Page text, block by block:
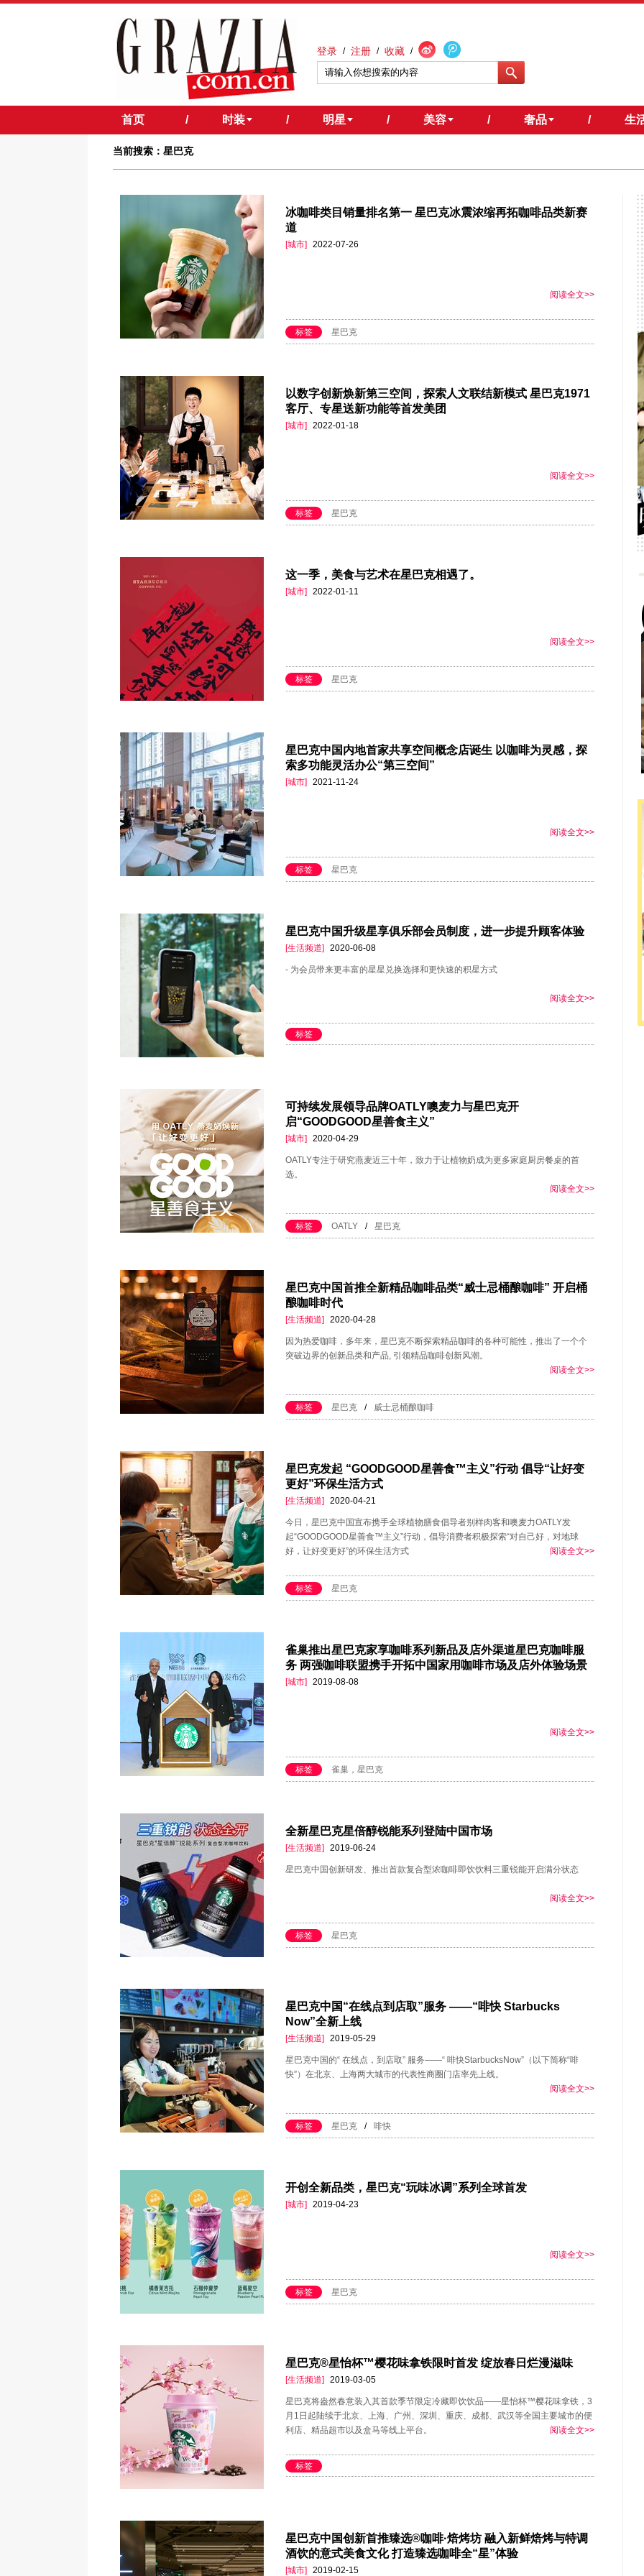
登录 / 注册 / 收藏 /
首页 / 时装 / 明星 / 美容 / 奢品 / 生
当前搜索：星巴克
冰咖啡类目销量排名第一 星巴克冰震浓缩再拓咖啡品类新赛
道
[城市] 2022-07-26
阅读全文>>
标签 星巴克
以数字创新焕新第三空间，探索人文联结新模式 星巴克1971
客厅、专星送新功能等首发美团
[城市] 2022-01-18
阅读全文>>
标签 星巴克
这一季，美食与艺术在星巴克相遇了。
[城市] 2022-01-11
阅读全文>>
标签 星巴克
星巴克中国内地首家共享空间概念店诞生 以咖啡为灵感，探
索多功能灵活办公“第三空间”
[城市] 2021-11-24
阅读全文>>
标签 星巴克
星巴克中国升级星享俱乐部会员制度，进一步提升顾客体验
[生活频道] 2020-06-08
- 为会员带来更丰富的星星兑换选择和更快速的积星方式
阅读全文>>
标签
可持续发展领导品牌OATLY噢麦力与星巴克开
启“GOODGOOD星善食主义”
[城市] 2020-04-29
OATLY专注于研究燕麦近三十年，致力于让植物奶成为更多家庭厨房餐桌的首
选。
阅读全文>>
标签 OATLY / 星巴克
星巴克中国首推全新精品咖啡品类“威士忌桶酿咖啡” 开启桶
酿咖啡时代
[生活频道] 2020-04-28
因为热爱咖啡，多年来，星巴克不断探索精品咖啡的各种可能性，推出了一个个
突破边界的创新品类和产品, 引领精品咖啡创新风潮。
阅读全文>>
标签 星巴克 / 威士忌桶酿咖啡
星巴克发起 “GOODGOOD星善食™主义”行动 倡导“让好变
更好”环保生活方式
[生活频道] 2020-04-21
今日，星巴克中国宣布携手全球植物膳食倡导者别样肉客和噢麦力OATLY发
起“GOODGOOD星善食™主义”行动，倡导消费者积极探索“对自己好，对地球
好，让好变更好”的环保生活方式
阅读全文>>
标签 星巴克
雀巢推出星巴克家享咖啡系列新品及店外渠道星巴克咖啡服
务 两强咖啡联盟携手开拓中国家用咖啡市场及店外体验场景
[城市] 2019-08-08
阅读全文>>
标签 雀巢，星巴克
全新星巴克星倍醇锐能系列登陆中国市场
[生活频道] 2019-06-24
星巴克中国创新研发、推出首款复合型浓咖啡即饮饮料三重锐能开启满分状态
阅读全文>>
标签 星巴克
星巴克中国“在线点到店取”服务 ——“啡快 Starbucks
Now”全新上线
[生活频道] 2019-05-29
星巴克中国的“ 在线点，到店取” 服务——“ 啡快StarbucksNow”（以下简称“啡
快”）在北京、上海两大城市的代表性商圈门店率先上线。
阅读全文>>
标签 星巴克 / 啡快
开创全新品类，星巴克“玩味冰调”系列全球首发
[城市] 2019-04-23
阅读全文>>
标签 星巴克
星巴克®星怡杯™樱花味拿铁限时首发 绽放春日烂漫滋味
[生活频道] 2019-03-05
星巴克将盎然春意装入其首款季节限定冷藏即饮饮品——星怡杯™樱花味拿铁，3
月1日起陆续于北京、上海、广州、深圳、重庆、成都、武汉等全国主要城市的便
利店、精品超市以及盒马等线上平台。
阅读全文>>
标签
星巴克中国创新首推臻选®咖啡·焙烤坊 融入新鲜焙烤与特调
酒饮的意式美食文化 打造臻选咖啡全“星”体验
[城市] 2019-02-15